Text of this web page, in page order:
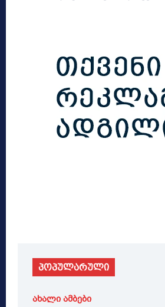
პოპულარული
ახალი ამბები